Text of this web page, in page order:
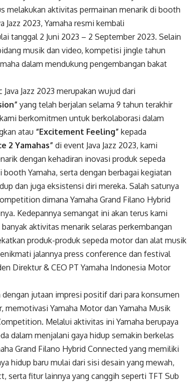
melakukan aktivitas permainan menarik di booth
Jazz 2023, Yamaha resmi kembali
tanggal 2 Juni 2023 – 2 September 2023. Selain
musik dan video, kompetisi jingle tahun
dalam mendukung pengembangan bakat
Jazz 2023 merupakan wujud dari
yang telah berjalan selama 9 tahun terakhir
berkomitmen untuk berkolaborasi dalam
atau “Excitement Feeling” kepada
2 Yamahas” di event Java Jazz 2023, kami
dengan kehadiran inovasi produk sepeda
Yamaha, serta dengan berbagai kegiatan
dan juga eksistensi diri mereka. Salah satunya
dimana Yamaha Grand Filano Hybrid
Kedepannya semangat ini akan terus kami
aktivitas menarik selaras perkembangan
produk-produk sepeda motor dan alat musik
jalannya press conference dan festival
Direktur & CEO PT Yamaha Indonesia Motor
jutaan impresi positif dari para konsumen
memotivasi Yamaha Motor dan Yamaha Musik
Melalui aktivitas ini Yamaha berupaya
dalam menjalani gaya hidup semakin berkelas
Grand Filano Hybrid Connected yang memiliki
hidup baru mulai dari sisi desain yang mewah,
serta fitur lainnya yang canggih seperti TFT Sub